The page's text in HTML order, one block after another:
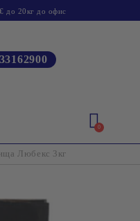
до 20кг до офис
0
Любекс 3кг